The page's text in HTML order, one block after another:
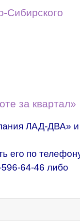
Сибирского
за квартал»
ЛАД-ДВА» и
его по
64-46 либо